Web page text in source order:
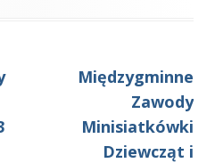
Następny
artykół:
Międzygminne
Zawody
Minisiatkówki
Dziewcząt i